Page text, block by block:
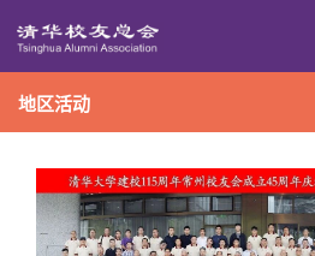
年级联络
院系校友工作
捐赠项目
捐赠新闻
媒体平台
《清华校友通讯》
百年清华
地区活动